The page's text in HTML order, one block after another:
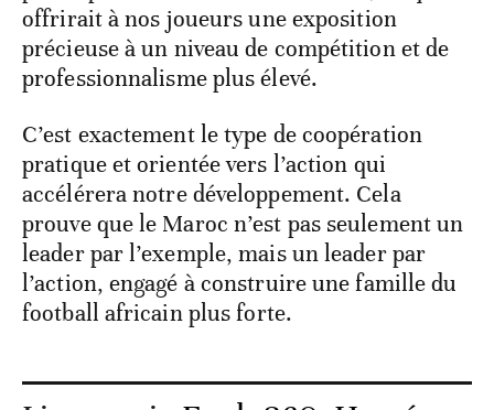
participer à des tournois au Maroc, ce qui
offrirait à nos joueurs une exposition
précieuse à un niveau de compétition et de
C’est exactement le type de coopération
pratique et orientée vers l’action qui
accélérera notre développement. Cela
prouve que le Maroc n’est pas seulement un
leader par l’exemple, mais un leader par
l’action, engagé à construire une famille du